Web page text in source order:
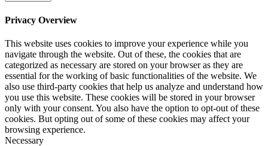
Privacy Overview
This website uses cookies to improve your experience while you
navigate through the website. Out of these, the cookies that are
categorized as necessary are stored on your browser as they are
essential for the working of basic functionalities of the website. We
also use third-party cookies that help us analyze and understand how
you use this website. These cookies will be stored in your browser
only with your consent. You also have the option to opt-out of these
cookies. But opting out of some of these cookies may affect your
browsing experience.
Necessary